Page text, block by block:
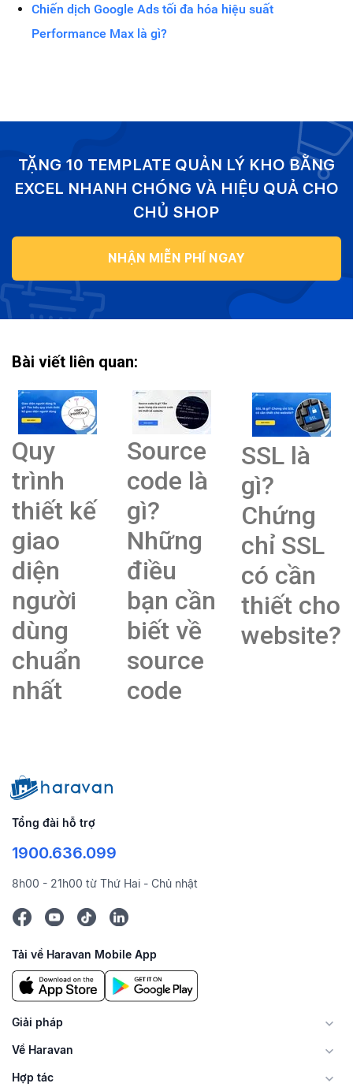
Chiến dịch Google Ads tối đa hóa hiệu suất
Performance Max là gì?
TẶNG 10 TEMPLATE QUẢN LÝ KHO BẰNG
EXCEL NHANH CHÓNG VÀ HIỆU QUẢ CHO
CHỦ SHOP
NHẬN MIỄN PHÍ NGAY
Bài viết liên quan:
Quy
trình
thiết kế
giao
diện
người
dùng
chuẩn
nhất
Source
code là
gì?
Những
điều
bạn cần
biết về
source
code
SSL là
gì?
Chứng
chỉ SSL
có cần
thiết cho
website?
Tổng đài hỗ trợ
1900.636.099
8h00 - 21h00 từ Thứ Hai - Chủ nhật
Tải về Haravan Mobile App
Giải pháp
Về Haravan
Hợp tác